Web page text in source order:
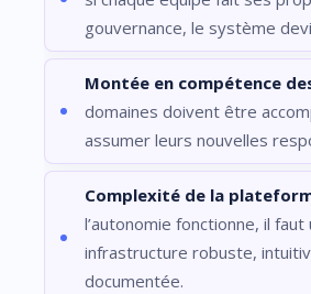
gouvernance, le système
Montée en compétence
domaines doivent être
assumer leurs nouvelles
Complexité de la
l’autonomie fonctionne, il faut
infrastructure robuste,
documentée.